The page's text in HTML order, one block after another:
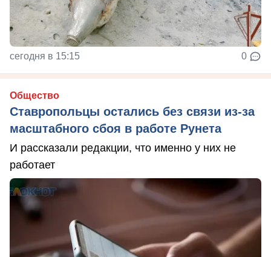
сегодня в 15:15 0
Общество
Ставропольцы остались без связи из-за
масштабного сбоя в работе Рунета
И рассказали редакции, что именно у них не
работает